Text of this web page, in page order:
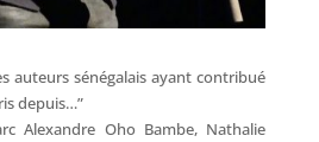
auteurs sénégalais ayant contribué
depuis…”
Alexandre Oho Bambe, Nathalie